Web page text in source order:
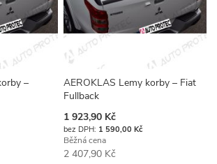
–
AEROKLAS Lemy korby – Fiat
Fullback
Akční
cena
1 923,90 Kč
1 590,00 Kč
Běžná cena
2 407,90 Kč